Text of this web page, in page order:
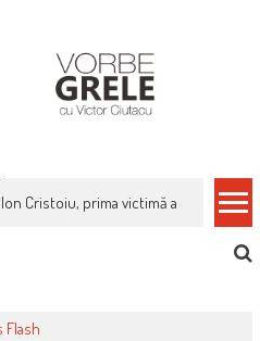
Cristoiu, prima victimă a noi
Flash